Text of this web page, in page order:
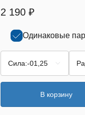
2 190 ₽
Одинаковые
Сила:-01,25
В корзину